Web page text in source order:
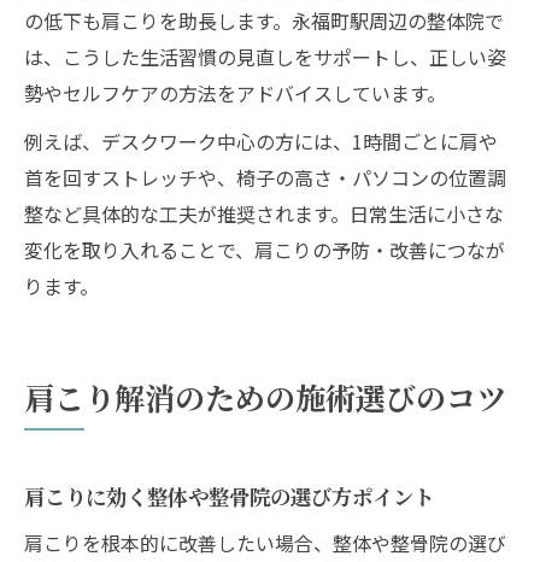
の低下も肩こりを助長します。永福町駅周辺の整体院で
は、こうした生活習慣の見直しをサポートし、正しい姿
勢やセルフケアの方法をアドバイスしています。
例えば、デスクワーク中心の方には、1時間ごとに肩や
首を回すストレッチや、椅子の高さ・パソコンの位置調
整など具体的な工夫が推奨されます。日常生活に小さな
変化を取り入れることで、肩こりの予防・改善につなが
ります。
肩こり解消のための施術選びのコツ
肩こりに効く整体や整骨院の選び方ポイント
肩こりを根本的に改善したい場合、整体や整骨院の選び